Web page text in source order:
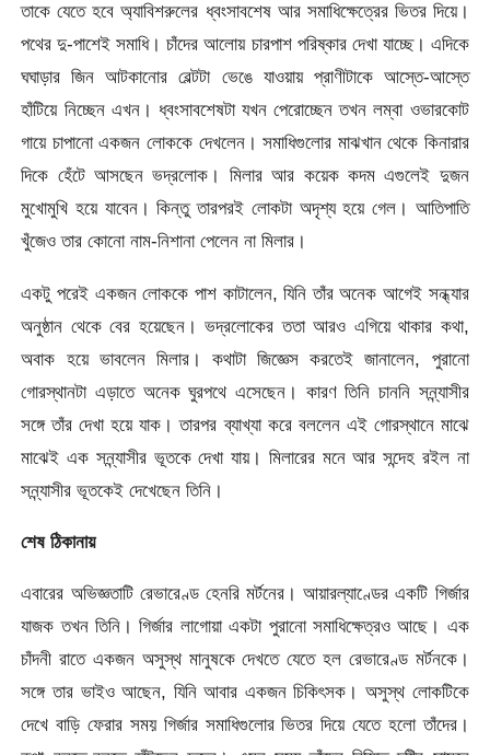
তাকে যেতে হবে অ্যাবিশরুলের ধ্বংসাবশেষ আর সমাধিক্ষেত্রের ভিতর দিয়ে।
পথের দু-পাশেই সমাধি। চাঁদের আলোয় চারপাশ পরিষ্কার দেখা যাচ্ছে। এদিকে
ঘঘাড়ার জিন আটকানোর বেল্টটা ভেঙে যাওয়ায় প্রাণীটাকে আস্তে-আস্তে
হাঁটিয়ে নিচ্ছেন এখন। ধ্বংসাবশেষটা যখন পেরোচ্ছেন তখন লম্বা ওভারকোট
গায়ে চাপানো একজন লোককে দেখলেন। সমাধিগুলোর মাঝখান থেকে কিনারার
দিকে হেঁটে আসছেন ভদ্রলোক। মিলার আর কয়েক কদম এগুলেই দুজন
মুখোমুখি হয়ে যাবেন। কিন্তু তারপরই লোকটা অদৃশ্য হয়ে গেল। আতিপাতি
খুঁজেও তার কোনো নাম-নিশানা পেলেন না মিলার।
একটু পরেই একজন লোককে পাশ কাটালেন, যিনি তাঁর অনেক আগেই সন্ধ্যার
অনুষ্ঠান থেকে বের হয়েছেন। ভদ্রলোকের ততা আরও এগিয়ে থাকার কথা,
অবাক হয়ে ভাবলেন মিলার। কথাটা জিজ্ঞেস করতেই জানালেন, পুরানো
গোরস্থানটা এড়াতে অনেক ঘুরপথে এসেছেন। কারণ তিনি চাননি সন্ন্যাসীর
সঙ্গে তাঁর দেখা হয়ে যাক। তারপর ব্যাখ্যা করে বললেন এই গোরস্থানে মাঝে
মাঝেই এক সন্ন্যাসীর ভূতকে দেখা যায়। মিলারের মনে আর সন্দেহ রইল না
সন্ন্যাসীর ভূতকেই দেখেছেন তিনি।
শেষ ঠিকানায়
এবারের অভিজ্ঞতাটি রেভারেণ্ড হেনরি মর্টনের। আয়ারল্যাণ্ডের একটি গির্জার
যাজক তখন তিনি। গির্জার লাগোয়া একটা পুরানো সমাধিক্ষেত্রও আছে। এক
চাঁদনী রাতে একজন অসুস্থ মানুষকে দেখতে যেতে হল রেভারেণ্ড মর্টনকে।
সঙ্গে তার ভাইও আছেন, যিনি আবার একজন চিকিৎসক। অসুস্থ লোকটিকে
দেখে বাড়ি ফেরার সময় গির্জার সমাধিগুলোর ভিতর দিয়ে যেতে হলো তাঁদের।